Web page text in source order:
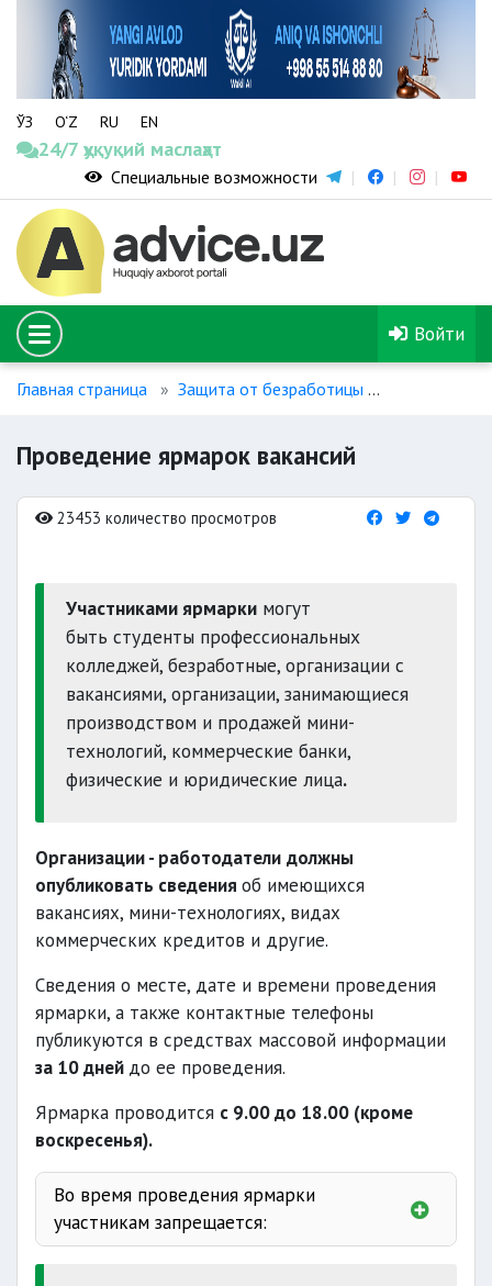
ЎЗ O‘Z RU EN
24/7 ҳуқуқий маслаҳат
Специальные возможности
Войти
Главная страница Защита от безработицы
Проведение ярмарок вакансий
23453 количество просмотров
Участниками ярмарки могут
быть студенты профессиональных
колледжей, безработные, организации с
вакансиями, организации, занимающиеся
производством и продажей мини-
технологий, коммерческие банки,
физические и юридические лица.
Организации - работодатели должны
опубликовать сведения об имеющихся
вакансиях, мини-технологиях, видах
коммерческих кредитов и другие.
Сведения о месте, дате и времени проведения
ярмарки, а также контактные телефоны
публикуются в средствах массовой информации
за 10 дней до ее проведения.
Ярмарка проводится с 9.00 до 18.00 (кроме
воскресенья).
Во время проведения ярмарки
участникам запрещается: